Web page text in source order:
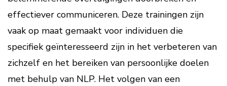
effectiever communiceren. Deze trainingen zijn
vaak op maat gemaakt voor individuen die
specifiek geïnteresseerd zijn in het verbeteren van
zichzelf en het bereiken van persoonlijke doelen
met behulp van NLP. Het volgen van een